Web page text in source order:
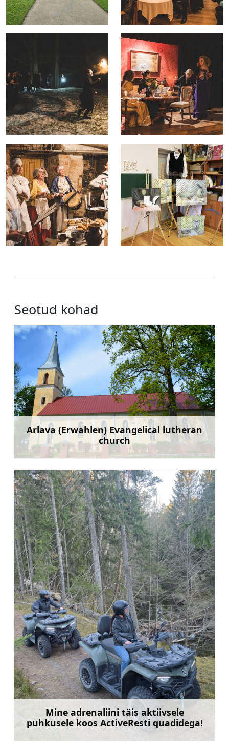
Seotud kohad
Arlava (Erwahlen) Evangelical lutheran
church
Rohkem teavet
Mine adrenaliini täis aktiivsele
puhkusele koos ActiveResti quadidega!
Rohkem teavet